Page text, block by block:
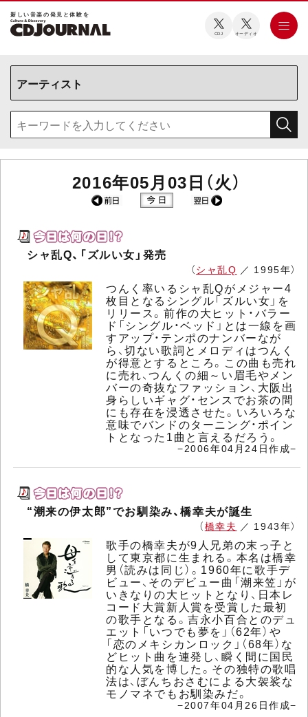
新しい⾳楽の発⾒と体験を
CDJ オーディオ
2016年05月03日（火）
シャ乱Q、「ズルい女」発売
（シャ乱Q ／ 1995年）
つんく率いるシャ乱Qがメジャー4
枚目となるシングル「ズルい女」を
リリース。前作の大ヒット・バラー
ド「シングル・ベッド」とは一線を画
すアップ・テンポのナンバーなが
ら、切ない歌詞とメロディはつんく
が得意とするところ。この曲も売れ
に売れ、つんくの細～い眉毛やメン
バーの奇抜なファッション、大阪出
身らしいギャグ・センスでお茶の間
にも存在を浸透させた。いろいろな
意味でバンドのターニング・ポイン
トとなった1曲と言えるだろう。
−2006年04月24日作成−
“潮来の伊太郎”でお馴染み、橋幸夫が誕生
（橋幸夫 ／ 1943年）
歌手の橋幸夫が9人兄弟の末っ子と
して東京都に生まれる。本名は橋幸
男（読みは同じ）。1960年に歌手デ
ビュー、そのデビュー曲「潮来笠」が
いきなりの大ヒットとなり、日本レ
コード大賞新人賞を受賞した最初
の歌手となる。吉永小百合とのデュ
エット「いつでも夢を」（62年）や
「恋のメキシカンロック」（68年）な
どヒット曲を連発し、瞬く間に国民
的な人気を博した。その独特の歌唱
法は、ぼんちおさむによる大袈裟な
モノマネでもお馴染みだ。
−2007年04月26日作成−